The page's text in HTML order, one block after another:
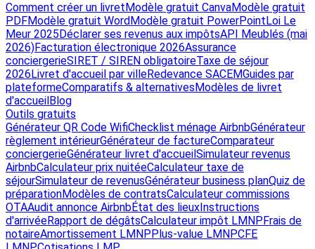
Comment créer un livret Modèle gratuit CanvaModèle gratuit
PDFModèle gratuit Word Modèle gratuit PowerPoint Loi Le
Meur 2025 Déclarer ses revenus aux impôtsAPI Meublés (mai
2026)Facturation électronique 2026Assurance
conciergerieSIRET / SIREN obligatoireTaxe de séjour
2026 Livret d'accueil par villeRedevance SACEMGuides par
plateformeComparatifs & alternatives Modèles de livret
d'accueil Blog
Outils gratuits
Générateur QR Code WifiChecklist ménage AirbnbGénérateur
règlement intérieurGénérateur de factureComparateur
conciergerieGénérateur livret d'accueil Simulateur revenus
AirbnbCalculateur prix nuitéeCalculateur taxe de
séjourSimulateur de revenusGénérateur business planQuiz de
préparationModèles de contratsCalculateur commissions
OTAAudit annonce AirbnbÉtat des lieux Instructions
d'arrivéeRapport de dégâtsCalculateur impôt LMNPFrais de
notaireAmortissement LMNPPlus-value LMNPCFE